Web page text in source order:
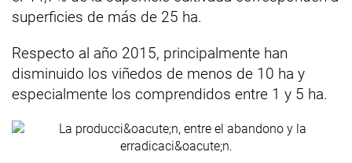
superficies de más de 25 ha.
Respecto al año 2015, principalmente han
disminuido los viñedos de menos de 10 ha y
especialmente los comprendidos entre 1 y 5 ha.